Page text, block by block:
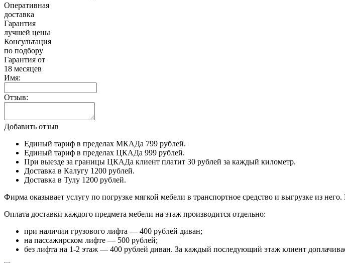
Оперативная
доставка
Гарантия
лучшей цены
Консультация
по подбору
Гарантия от
18 месяцев
Имя:
Отзыв:
Добавить отзыв
Единый тариф в пределах МКАДа 799 рублей.
Единый тариф в пределах ЦКАДа 999 рублей.
При выезде за границы ЦКАДа клиент платит 30 рублей за каждый километр.
Доставка в Калугу 1200 рублей.
Доставка в Тулу 1200 рублей.
Фирма оказывает услугу по погрузке мягкой мебели в транспортное средство и выгрузке из
Оплата доставки каждого предмета мебели на этаж производится отдельно:
при наличии грузового лифта — 400 рублей диван;
на пассажирском лифте — 500 рублей;
без лифта на 1-2 этаж — 400 рублей диван. За каждый последующий этаж клиент